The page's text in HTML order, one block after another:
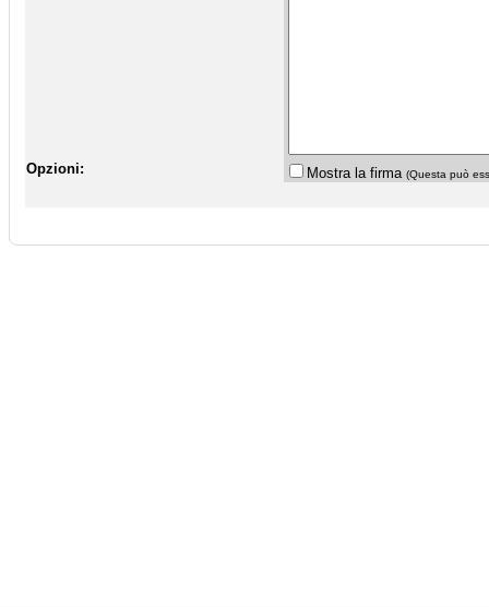
Opzioni: Mostra la firma (Questa può